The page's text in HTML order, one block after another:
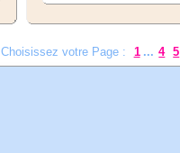
Choisissez votre Page : 1 ... 4 5